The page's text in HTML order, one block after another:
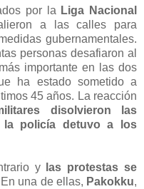
por la Liga Nacional
a las calles para
gubernamentales.
personas desafiaron al
importante en las dos
ha estado sometido a
45 años. La reacción
disolvieron las
la policía detuvo a los
y
las protestas se
una de ellas, Pakokku,